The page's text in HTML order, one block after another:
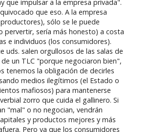
que impulsar a la empresa privada".
que eso. A la empresa
sólo se le puede
pervertir, sería más honesto) a costa
e individuos (los consumidores).
uds. salen orgullosos de las salas de
un TLC "porque negociaron bien",
tenemos la obligación de decirles
medios ilegítimos (el Estado o
mafiosos) para mantenerse
zorro que cuida el gallinero. Si
"mal" o no negocian, vendrán
y productos mejores y más
Pero ya que los consumidores